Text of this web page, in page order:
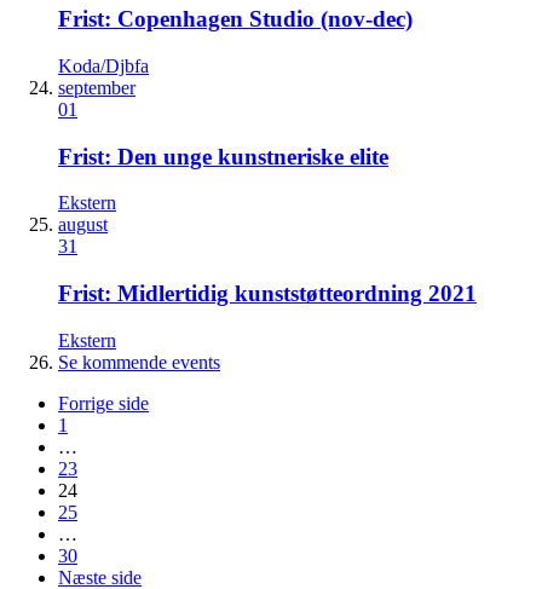
Frist: Copenhagen Studio (nov-dec)
Koda/Djbfa
september
01
Frist: Den unge kunstneriske elite
Ekstern
august
31
Frist: Midlertidig kunststøtteordning 2021
Ekstern
Se kommende events
Forrige side
1
…
23
24
25
…
30
Næste side